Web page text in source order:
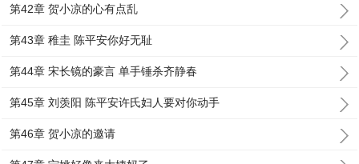
第42章 贺小凉的心有点乱
第43章 稚圭 陈平安你好无耻
第44章 宋长镜的豪言 单手锤杀齐静春
第45章 刘羡阳 陈平安许氏妇人要对你动手
第46章 贺小凉的邀请